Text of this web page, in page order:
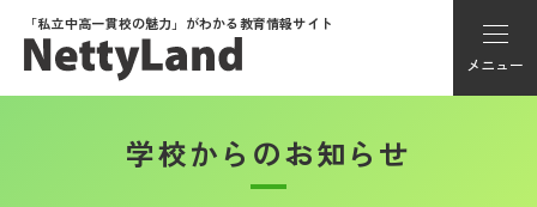
「私立中高一貫校の魅力」がわかる教育情報サイト
メニュー
アカウント登録
学校からのお知らせ